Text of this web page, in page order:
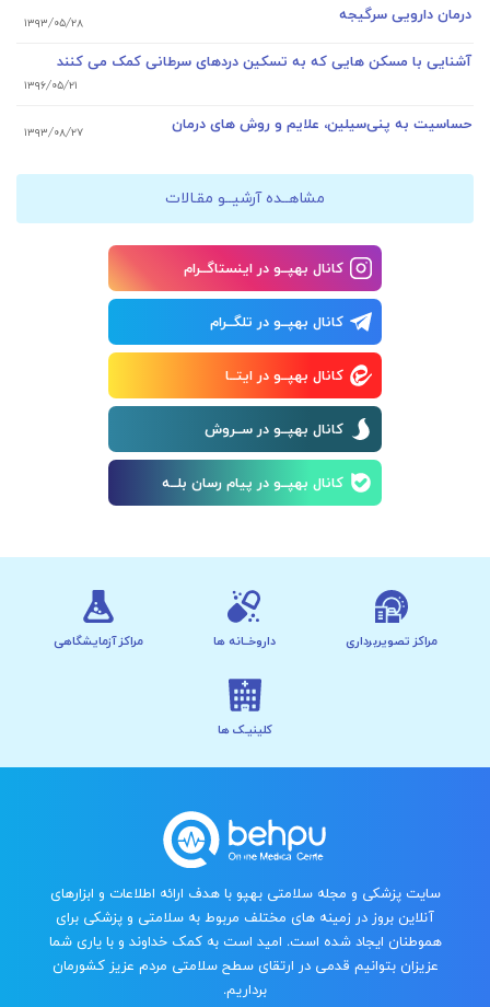
درمان دارویی سرگیجه ۱۳۹۳/۰۵/۲۸
آشنایی با مسکن هایی که به تسکین دردهای سرطانی کمک می کنند
۱۳۹۶/۰۵/۲۱
حساسیت به پنی‌سیلین، علایم و روش های درمان ۱۳۹۳/۰۸/۲۷
مشاهــده آرشیــو مقـالات
کانال بهپــو در اینستاگــرام
کانال بهپــو در تلگــرام
کانال بهپــو در ایتــا
کانال بهپــو در ســروش
کانال بهپــو در پیام رسان بلــه
مراکز تصویربرداری داروخــانه ها مراکز آزمایشگاهی
کلینیـک ها
سایت پزشکی و مجله سلامتی بهپو با هدف ارائه اطلاعات و ابزارهای
آنلاین بروز در زمینه های مختلف مربوط به سلامتی و پزشکی برای
هموطنان ایجاد شده است. امید است به کمک خداوند و با یاری شما
عزیزان بتوانیم قدمی در ارتقای سطح سلامتی مردم عزیز کشورمان
برداریم.